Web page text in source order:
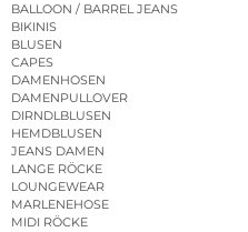
BALLOON / BARREL JEANS
BIKINIS
BLUSEN
CAPES
DAMENHOSEN
DAMENPULLOVER
DIRNDLBLUSEN
HEMDBLUSEN
JEANS DAMEN
LANGE RÖCKE
LOUNGEWEAR
MARLENEHOSE
MIDI RÖCKE